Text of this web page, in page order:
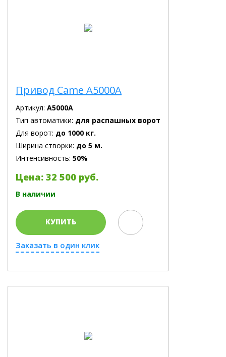
Привод Came A5000A
Артикул: A5000A
Тип автоматики: для распашных ворот
Для ворот: до 1000 кг.
Ширина створки: до 5 м.
Интенсивность: 50%
Цена: 32 500 руб.
В наличии
КУПИТЬ
Заказать в один клик